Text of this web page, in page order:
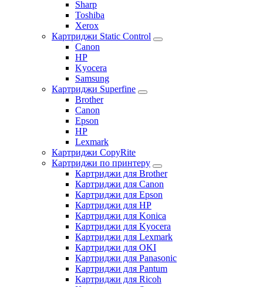
Sharp
Toshiba
Xerox
Картриджи Static Control
Canon
HP
Kyocera
Samsung
Картриджи Superfine
Brother
Canon
Epson
HP
Lexmark
Картриджи CopyRite
Картриджи по принтеру
Картриджи для Brother
Картриджи для Canon
Картриджи для Epson
Картриджи для HP
Картриджи для Konica
Картриджи для Kyocera
Картриджи для Lexmark
Картриджи для OKI
Картриджи для Panasonic
Картриджи для Pantum
Картриджи для Ricoh